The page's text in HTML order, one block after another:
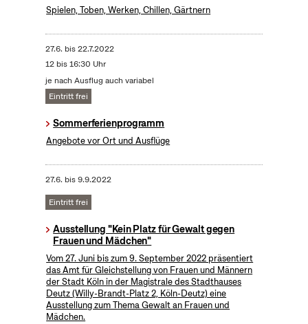
Spielen, Toben, Werken, Chillen, Gärtnern
27.6. bis22.7.2022
12 bis 16:30 Uhr
je nach Ausflug auch variabel
Eintritt frei
Sommerferienprogramm
Angebote vor Ort und Ausflüge
27.6. bis9.9.2022
Eintritt frei
Ausstellung "Kein Platz für Gewalt gegen
Frauen und Mädchen"
Vom 27. Juni bis zum 9. September 2022 präsentiert
das Amt für Gleichstellung von Frauen und Männern
der Stadt Köln in der Magistrale des Stadthauses
Deutz (Willy-Brandt-Platz 2, Köln-Deutz) eine
Ausstellung zum Thema Gewalt an Frauen und
Mädchen.